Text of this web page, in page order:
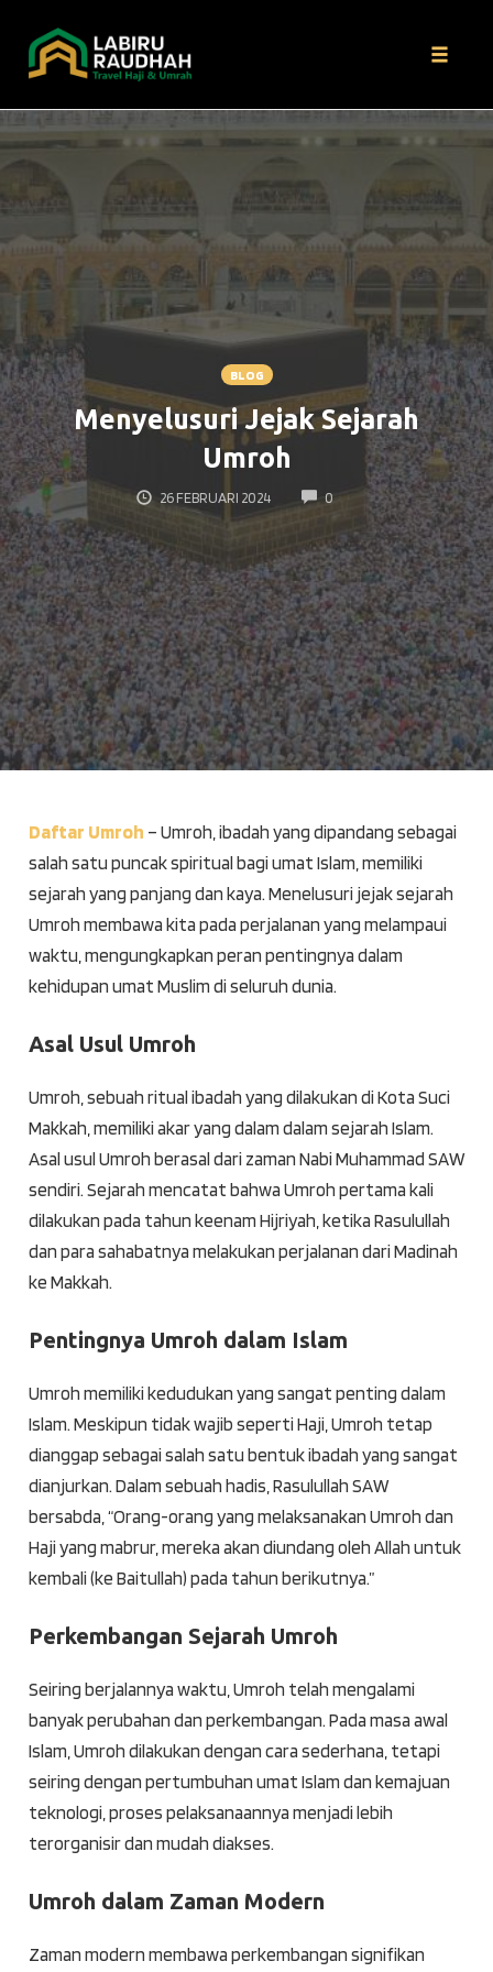
Skip
to
BLOG
Menyelusuri Jejak Sejarah
Umroh
26 FEBRUARI 2024 0 COMMENTS
Daftar Umroh – Umroh, ibadah yang dipandang sebagai
salah satu puncak spiritual bagi umat Islam, memiliki
sejarah yang panjang dan kaya. Menelusuri jejak sejarah
Umroh membawa kita pada perjalanan yang melampaui
waktu, mengungkapkan peran pentingnya dalam
kehidupan umat Muslim di seluruh dunia.
Asal Usul Umroh
Umroh, sebuah ritual ibadah yang dilakukan di Kota Suci
Makkah, memiliki akar yang dalam dalam sejarah Islam.
Asal usul Umroh berasal dari zaman Nabi Muhammad SAW
sendiri. Sejarah mencatat bahwa Umroh pertama kali
dilakukan pada tahun keenam Hijriyah, ketika Rasulullah
dan para sahabatnya melakukan perjalanan dari Madinah
ke Makkah.
Pentingnya Umroh dalam Islam
Umroh memiliki kedudukan yang sangat penting dalam
Islam. Meskipun tidak wajib seperti Haji, Umroh tetap
dianggap sebagai salah satu bentuk ibadah yang sangat
dianjurkan. Dalam sebuah hadis, Rasulullah SAW
bersabda, “Orang-orang yang melaksanakan Umroh dan
Haji yang mabrur, mereka akan diundang oleh Allah untuk
kembali (ke Baitullah) pada tahun berikutnya.”
Perkembangan Sejarah Umroh
Seiring berjalannya waktu, Umroh telah mengalami
banyak perubahan dan perkembangan. Pada masa awal
Islam, Umroh dilakukan dengan cara sederhana, tetapi
seiring dengan pertumbuhan umat Islam dan kemajuan
teknologi, proses pelaksanaannya menjadi lebih
terorganisir dan mudah diakses.
Umroh dalam Zaman Modern
Zaman modern membawa perkembangan signifikan